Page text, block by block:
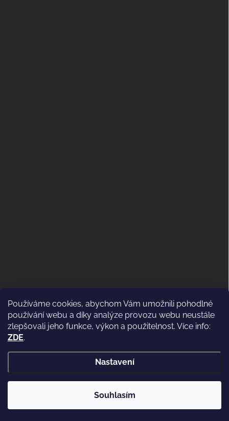
Používáme cookies, abychom Vám umožnili pohodlné
používání webu a díky analýze provozu webu neustále
zlepšovali jeho funkce, výkon a použitelnost. Více info:
ZDE.
Nastavení
Souhlasím
ODSTOUPENÍ OD KUPNÍ SMLOUVY
(VRÁCENÍ)
WWW.CASSIDI.CZ . Všechna práva vyhrazena.